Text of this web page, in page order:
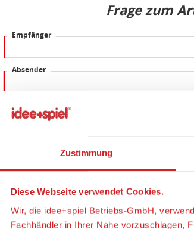
Zustimmung
Diese Webseite verwendet Cookies.
Wir, die idee+spiel Betriebs-GmbH,
Fachhändler in Ihrer Nähe vorzuschlagen,
Frage zum
Empfänger
Absender
Frage